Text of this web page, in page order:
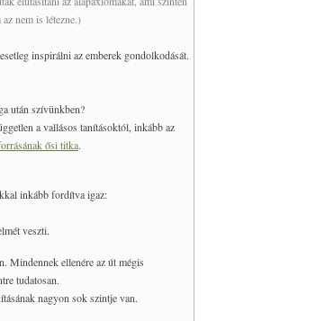
nem is létezne.)
inspirálni az emberek gondolkodását.
után szívünkben?
a vallásos tanításoktól, inkább az
ősi titka.
inkább fordítva igaz:
veszti.
Mindennek ellenére az út mégis
tudatosan.
nagyon sok szintje van.